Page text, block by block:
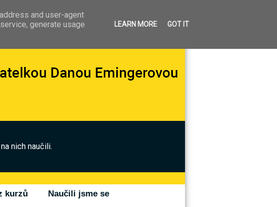
nich naučili.
kurzů
Naučili jsme se
and user-agent
generate usage
LEARN MORE GOT IT